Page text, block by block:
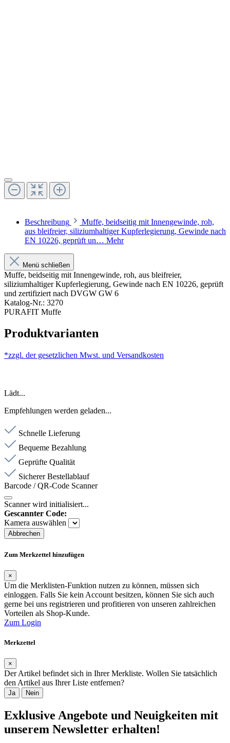
Beschreibung
Muffe, beidseitig mit Innengewinde, roh,
aus bleifreier, siliziumhaltiger Kupferlegierung, Gewinde nach
EN 10226, geprüft un… Mehr
Menü schließen
Muffe, beidseitig mit Innengewinde, roh, aus bleifreier,
siliziumhaltiger Kupferlegierung, Gewinde nach EN 10226, geprüft
und zertifiziert nach DVGW GW 6
Katalog-Nr.: 3270
PURAFIT Muffe
Produktvarianten
*zzgl. der gesetzlichen Mwst. und Versandkosten
Lädt...
Empfehlungen werden geladen...
Schnelle Lieferung
Bequeme Bezahlung
Geprüfte Qualität
Sicherer Bestellablauf
Barcode / QR-Code Scanner
Scanner wird initialisiert...
Gescannter Code:
Kamera auswählen
Abbrechen
Zum Merkzettel hinzufügen
×
Um die Merklisten-Funktion nutzen zu können, müssen sich
einloggen. Falls Sie kein Account besitzen, können Sie sich auch
gerne bei uns registrieren und profitieren von unseren zahlreichen
Vorteilen als Shop-Kunde.
Zum Login
Merkzettel
×
Der Artikel befindet sich in Ihrer Merkliste. Wollen Sie tatsächlich
den Artikel aus Ihrer Liste entfernen?
Ja Nein
Exklusive Angebote und Neuigkeiten mit
unserem Newsletter erhalten!